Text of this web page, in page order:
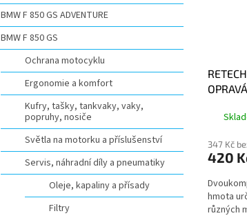
BMW F 850 GS ADVENTURE
BMW F 850 GS
Ochrana motocyklu
Ergonomie a komfort
Kufry, tašky, tankvaky, vaky,
popruhy, nosiče
Světla na motorku a příslušenství
Servis, náhradní díly a pneumatiky
Oleje, kapaliny a přísady
Filtry
347 Kč
420
hmota
různých